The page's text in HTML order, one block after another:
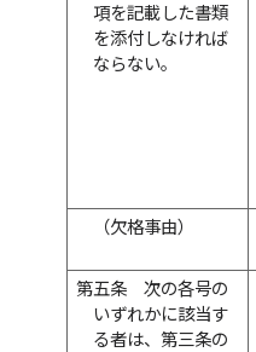
項を記載した書類
を添付しなければ
ならない。
（欠格事由）
第五条
次の各号の
いずれかに該当す
る者は、第三条の